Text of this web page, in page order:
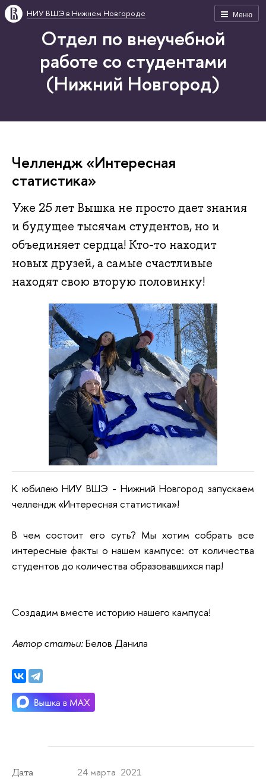
Меню
НИУ ВШЭ в Нижнем Новгороде
Отдел по внеучебной
работе со студентами
(Нижний Новгород)
Челлендж «Интересная
статистика»
Уже 25 лет Вышка не просто дает знания
и будущее тысячам студентов, но и
объединяет сердца! Кто-то находит
новых друзей, а самые счастливые
находят свою вторую половинку!
К юбилею НИУ ВШЭ - Нижний Новгород запускаем
челлендж «Интересная статистика»!
В чем состоит его суть? Мы хотим собрать все
интересные факты о нашем кампусе: от количества
студентов до количества образовавшихся пар!
Создадим вместе историю нашего кампуса!
Автор статьи:Белов Данила
Дата 24 марта 2021